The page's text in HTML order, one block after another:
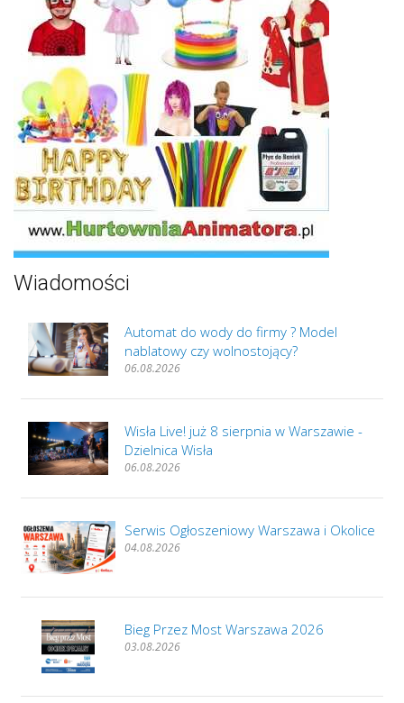
Wiadomości
Automat do wody do firmy ? Model
nablatowy czy wolnostojący?
06.08.2026
Wisła Live! już 8 sierpnia w Warszawie -
Dzielnica Wisła
06.08.2026
Serwis Ogłoszeniowy Warszawa i Okolice
04.08.2026
Bieg Przez Most Warszawa 2026
03.08.2026